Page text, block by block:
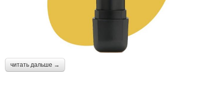
читать дальше →